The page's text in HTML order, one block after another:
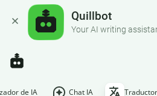
Quillbot
Your AI writing
de IA Chat IA Traductor